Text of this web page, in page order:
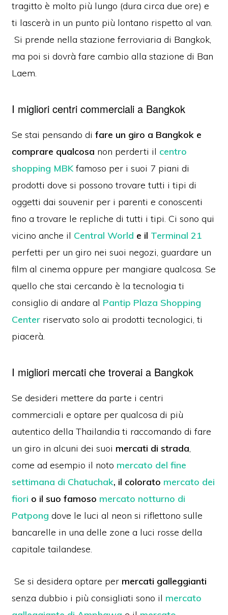
tragitto è molto più lungo (dura circa due ore) e
ti lascerà in un punto più lontano rispetto al van.
Si prende nella stazione ferroviaria di Bangkok,
ma poi si dovrà fare cambio alla stazione di Ban
Laem.
I migliori centri commerciali a Bangkok
Se stai pensando difare un giro a Bangkok e
comprare qualcosa non perderti il centro
shopping MBKfamoso per i suoi 7 piani di
prodotti dove si possono trovare tutti i tipi di
oggetti dai souvenir per i parenti e conoscenti
fino a trovare le repliche di tutti i tipi. Ci sono qui
vicino anche il Central World e il Terminal 21
perfetti per un giro nei suoi negozi, guardare un
film al cinema oppure per mangiare qualcosa. Se
quello che stai cercando è la tecnologia ti
consiglio di andare al Pantip Plaza Shopping
Center riservato solo ai prodotti tecnologici, ti
piacerà.
I migliori mercati che troverai a Bangkok
Se desideri mettere da parte i centri
commerciali e optare per qualcosa di più
autentico della Thailandia ti raccomando di fare
un giro in alcuni dei suoi mercati di strada,
come ad esempio il noto mercato del fine
settimana di Chatuchak, il colorato mercato dei
fiori o il suo famoso mercato notturno di
Patpong dove le luci al neon si riflettono sulle
bancarelle in una delle zone a luci rosse della
capitale tailandese.
Se si desidera optare per mercati galleggianti
senza dubbio i più consigliati sono il mercato